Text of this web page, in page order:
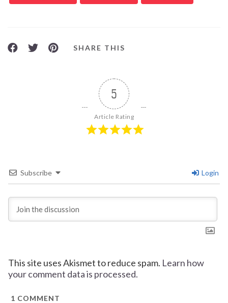
SHARE THIS
5
Article Rating
Subscribe Login
This site uses Akismet to reduce spam. Learn how
your comment data is processed.
1 COMMENT